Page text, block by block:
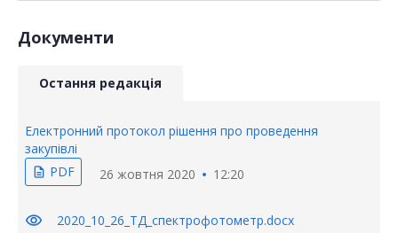
Документи
Остання редакція
Електронний протокол рішення про проведення
закупівлі
description PDF 26 жовтня 2020 12:20
visibility
2020_10_26_ТД_спектрофотометр.docx